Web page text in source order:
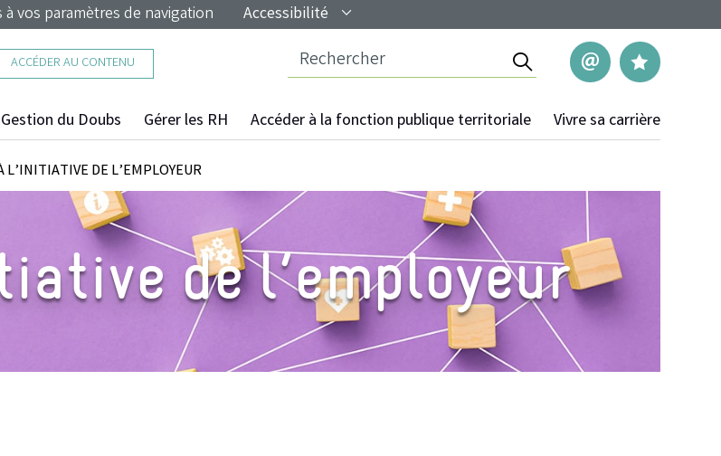
ACCÉDER AU CONTENU
vos paramètres de navigation Accessibilité
Rechercher
NousMes
du Doubs Gérer les RH Accéder à la fonction publique territoriale Vivre sa carrière
L’INITIATIVE DE L’EMPLOYEUR
de l’employeur